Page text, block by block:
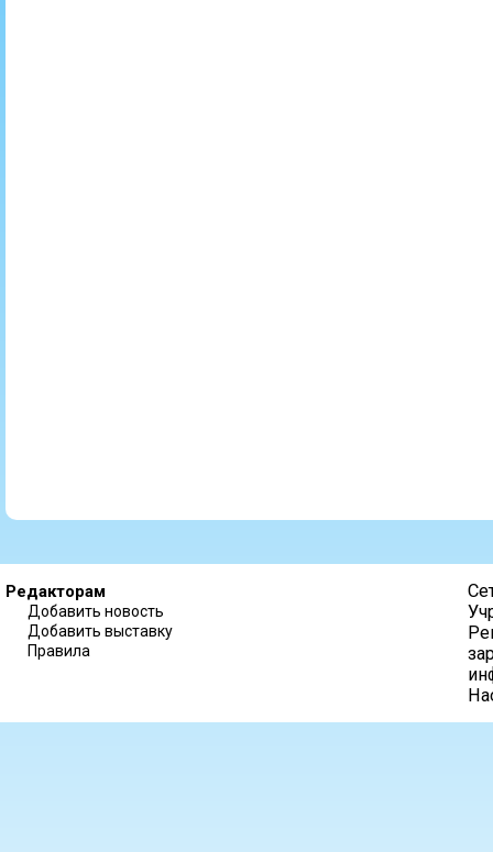
Редакторам
Добавить новость
Добавить выставку
Правила